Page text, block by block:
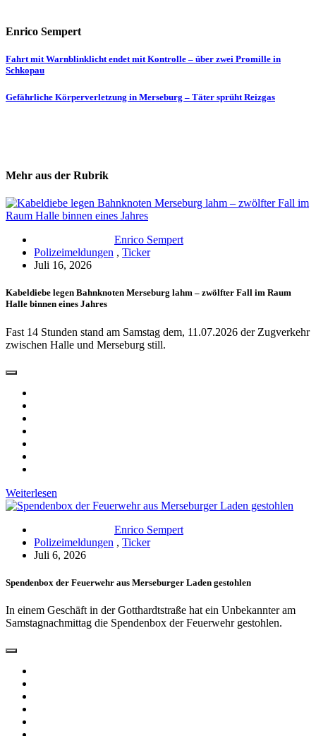
Enrico Sempert
Beitragsnavigation
Fahrt mit Warnblinklicht endet mit Kontrolle – über zwei Promille in
Schkopau
Gefährliche Körperverletzung in Merseburg – Täter sprüht Reizgas
Mehr aus der Rubrik
Enrico Sempert
Polizeimeldungen , Ticker
Juli 16, 2026
Kabeldiebe legen Bahnknoten Merseburg lahm – zwölfter Fall im Raum
Halle binnen eines Jahres
Fast 14 Stunden stand am Samstag dem, 11.07.2026 der Zugverkehr
zwischen Halle und Merseburg still.
Weiterlesen
Enrico Sempert
Polizeimeldungen , Ticker
Juli 6, 2026
Spendenbox der Feuerwehr aus Merseburger Laden gestohlen
In einem Geschäft in der Gotthardtstraße hat ein Unbekannter am
Samstagnachmittag die Spendenbox der Feuerwehr gestohlen.